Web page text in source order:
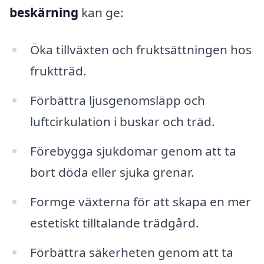
beskärning kan ge:
Öka tillväxten och fruktsättningen hos
fruktträd.
Förbättra ljusgenomsläpp och
luftcirkulation i buskar och träd.
Förebygga sjukdomar genom att ta
bort döda eller sjuka grenar.
Formge växterna för att skapa en mer
estetiskt tilltalande trädgård.
Förbättra säkerheten genom att ta